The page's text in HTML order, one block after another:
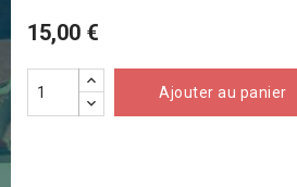
15,00 €
Ajouter au panier